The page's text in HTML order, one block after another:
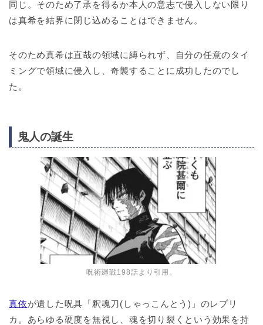
同じ。そのため了承を得るか本人の意志で侵入しない限り
は真希を結界に閉じ込めることはできません。
そのため真希は直哉の領域に縛られず、自分の任意のタイ
ミングで領域に侵入し、奇襲することに成功したのでし
た。
鬼人の誕生
呪術廻戦198話より引用。
真依が遺した呪具「釈魂刀(しゃっこんとう)」のレプリ
カ。あらゆる硬度を無視し、魂を切り裂くという効果を持